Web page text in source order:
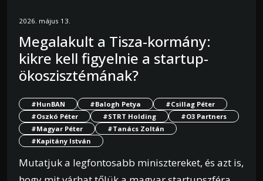
2026. május 13.
Megalakult a Tisza-kormány:
kikre kell figyelnie a startup-
ökoszisztémának?
#HunBAN #Balogh Petya
#Csillag Péter
#Oszkó Péter
#STRT Holding
#O3 Partners
#Magyar Péter
#Tanács Zoltán
#Kapitány István
Mutatjuk a legfontosabb minisztereket, és azt is,